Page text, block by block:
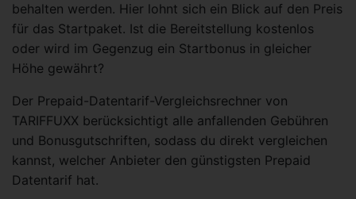
behalten werden. Hier lohnt sich ein Blick auf den Preis
für das Startpaket. Ist die Bereitstellung kostenlos
oder wird im Gegenzug ein Startbonus in gleicher
Höhe gewährt?
Der Prepaid-Datentarif-Vergleichsrechner von
TARIFFUXX berücksichtigt alle anfallenden Gebühren
und Bonusgutschriften, sodass du direkt vergleichen
kannst, welcher Anbieter den günstigsten Prepaid
Datentarif hat.